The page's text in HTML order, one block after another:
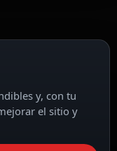
y, con tu
el sitio y